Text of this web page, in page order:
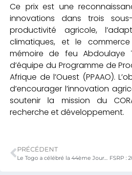
Ce prix est une
innovations dans trois
productivité agricole,
climatiques, et le
mémoire de feu Abdoulaye
d’équipe du Programme de
Afrique de l’Ouest (PPAAO).
d’encourager l’innovation
soutenir la mission du
recherche et développement.
PRÉCÉDENT
Le Togo a célébré la 44ème Journée Mondiale de l’Alimentation couplée à la 28ème opération Téléfood